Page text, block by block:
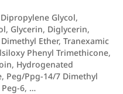
Glycol,
Glycerin, Diglycerin,
Ether, Tranexamic
Phenyl Trimethicone,
Hydrogenated
Peg/Ppg-14/7 Dimethyl
Peg-6, …